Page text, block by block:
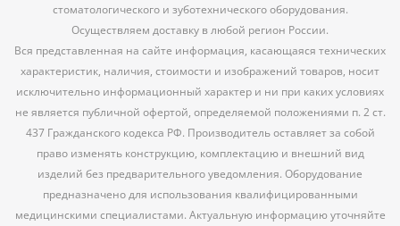
стоматологического и зуботехнического оборудования.
Осуществляем доставку в любой регион России.
Вся представленная на сайте информация, касающаяся технических
характеристик, наличия, стоимости и изображений товаров, носит
исключительно информационный характер и ни при каких условиях
не является публичной офертой, определяемой положениями п. 2 ст.
437 Гражданского кодекса РФ. Производитель оставляет за собой
право изменять конструкцию, комплектацию и внешний вид
изделий без предварительного уведомления. Оборудование
предназначено для использования квалифицированными
медицинскими специалистами. Актуальную информацию уточняйте